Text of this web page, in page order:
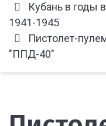
Кубань в годы
1941-1945
Пистолет-
"ППД-40"